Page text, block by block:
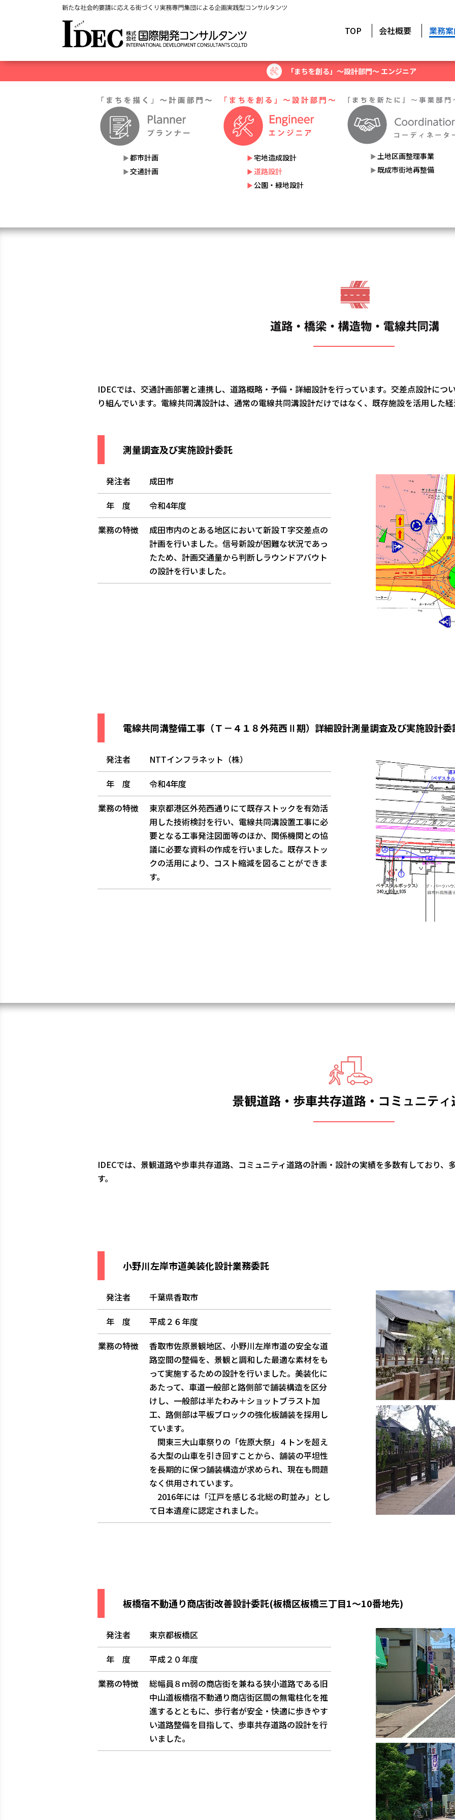
TOP 会社概要 業務
「まちを創る」～設計部門～ エンジニア
都市計画
交通計画
宅地造成設計
道路設計
公園・緑地設計
土地区画整理事業
既成市街地再整備
IDECでは、交通計画部署と連携し、道路概略・予備・詳細設計を行っています。交差点設計につ
り組んでいます。電線共同溝設計は、通常の電線共同溝設計だけではなく、既存施設を活用した
測量調査及び実施設計委託
発注者
成田市
年 度
令和4年度
業務の特徴
成田市内のとある地区において新設Ｔ字交差点の
計画を行いました。信号新設が困難な状況であっ
たため、計画交通量から判断しラウンドアバウト
の設計を行いました。
電線共同溝整備工事（Ｔ－４１８外苑西Ⅱ期）詳細設計測量調査及び実施設計委
発注者
NTTインフラネット（株）
年 度
令和4年度
業務の特徴
東京都港区外苑西通りにて既存ストックを有効活
用した技術検討を行い、電線共同溝設置工事に必
要となる工事発注図面等のほか、関係機関との協
議に必要な資料の作成を行いました。既存ストッ
クの活用により、コスト縮減を図ることができま
す。
IDECでは、景観道路や歩車共存道路、コミュニティ道路の計画・設計の実績を多数有しており、
す。
小野川左岸市道美装化設計業務委託
発注者
千葉県香取市
年 度
平成２６年度
業務の特徴
香取市佐原景観地区、小野川左岸市道の安全な道
路空間の整備を、景観と調和した最適な素材をも
って実施するための設計を行いました。美装化に
あたって、車道一般部と路側部で舗装構造を区分
けし、一般部は半たわみ＋ショットブラスト加
工、路側部は平板ブロックの強化板舗装を採用し
ています。
関東三大山車祭りの「佐原大祭」４トンを超え
る大型の山車を引き回すことから、舗装の平坦性
を長期的に保つ舗装構造が求められ、現在も問題
なく供用されています。
2016年には「江戸を感じる北総の町並み」とし
て日本遺産に認定されました。
板橋宿不動通り商店街改善設計委託(板橋区板橋三丁目1～10番地先)
発注者
東京都板橋区
年 度
平成２０年度
業務の特徴
総幅員８ｍ弱の商店街を兼ねる狭小道路である旧
中山道板橋宿不動通り商店街区間の無電柱化を推
進するとともに、歩行者が安全・快適に歩きやす
い道路整備を目指して、歩車共存道路の設計を行
いました。